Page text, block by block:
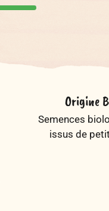
Origine
Semences
issus de